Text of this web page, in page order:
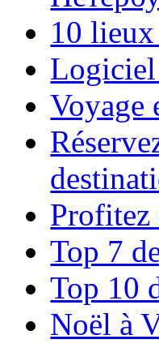
10 lieux
Logiciel
Voyage
Profitez
Top 7
Top 10
Noël à